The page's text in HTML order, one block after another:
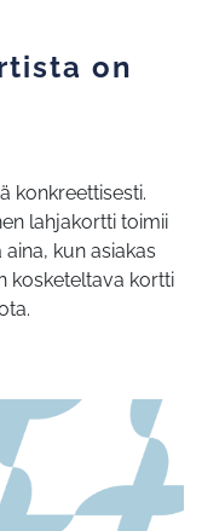
on
konkreettisesti.
lahjakortti toimii
kun asiakas
kosketeltava kortti